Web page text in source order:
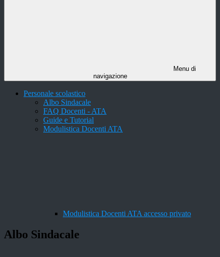
Menu di
navigazione
Personale scolastico
Albo Sindacale
FAQ Docenti - ATA
Guide e Tutorial
Modulistica Docenti ATA
Modulistica Docenti ATA accesso privato
Albo Sindacale